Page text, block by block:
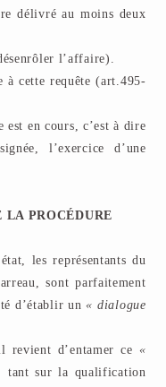
délivré au moins deux
l’affaire).
à cette requête (art.495-
en cours, c’est à dire
l’exercice d’une
LA PROCÉDURE
les représentants du
sont parfaitement
d’établir un« dialogue
revient d’entamer ce «
tant sur la qualification